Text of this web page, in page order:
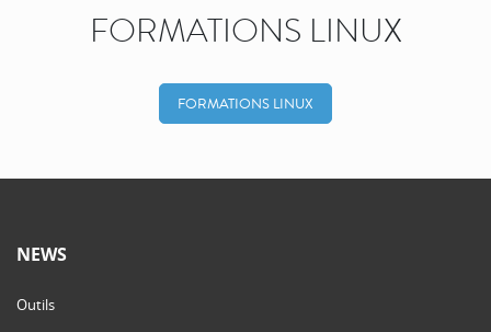
FORMATIONS LINUX
FORMATIONS LINUX
NEWS
Outils